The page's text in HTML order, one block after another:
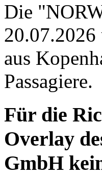
Die
20.07.2026
aus
Passagiere.
Für die
Overlay
GmbH